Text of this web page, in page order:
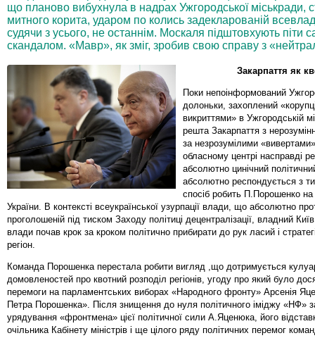
що планово вибухнула в надрах Ужгородської міськради,
митного корита, ударом по колись задекларованій
судячи з усього, не останнім. Москаля підштовхують піти
скандалом. «Мавр», як зміг, зробив свою справу з
Закарпаття як
Поки непоінформований
долоньки, захоплений
викриттями» в Ужгородській
решта Закарпаття з
за незрозумілими
обласному центрі насправді
абсолютно цинічний
абсолютно респондується з
спосіб робить П.Порошенко на
України. В контексті всеукраїнської узурпації влади, що абсолютно
проголошеній під тиском Заходу політиці децентралізації, владний
влади почав крок за кроком політично прибирати до рук ласий і
регіон.
Команда Порошенка перестала робити вигляд ,що дотримується
домовленостей про квотний розподіл регіонів, угоду про який було
перемоги на парламентських виборах «Народного фронту» Арсенія
Петра Порошенка». Після знищення до нуля політичного іміджу «НФ»
урядування «фронтмена» цієї політичної сили А.Яценюка, його
очільника Кабінету міністрів і ще цілого ряду політичних перемог